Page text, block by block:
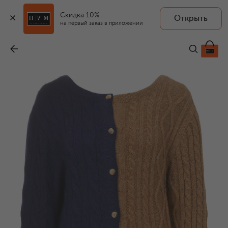
Скидка 10%
на первый заказ в приложении
Открыть